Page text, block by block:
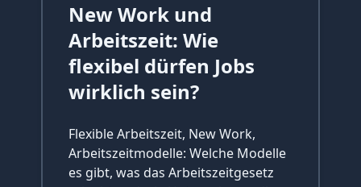
New Work und
Arbeitszeit: Wie
flexibel dürfen Jobs
wirklich sein?
Flexible Arbeitszeit, New Work,
Arbeitszeitmodelle: Welche Modelle
es gibt, was das Arbeitszeitgesetz